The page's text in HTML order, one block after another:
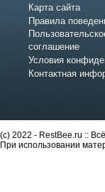
Карта сайта
Правила
соглашение
Условия
Контактная
(c) 2022 - RestBee.ru ::
При использовании